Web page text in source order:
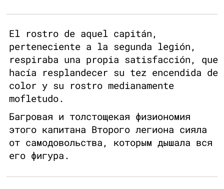
El rostro de aquel capitán,
perteneciente a la segunda legión,
respiraba una propia satisfacción, que
hacía resplandecer su tez encendida de
color y su rostro medianamente
mofletudo.
Багровая и толстощекая физиономия
этого капитана Второго легиона сияла
от самодовольства, которым дышала вся
его фигура.